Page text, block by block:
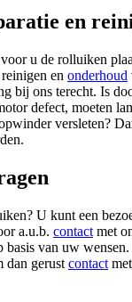
en
u de rolluiken
en onderhoud
bij ons terecht. Is
defect, moeten
versleten?
U kunt een
a.u.b. contact met
basis van uw
dan gerust contact